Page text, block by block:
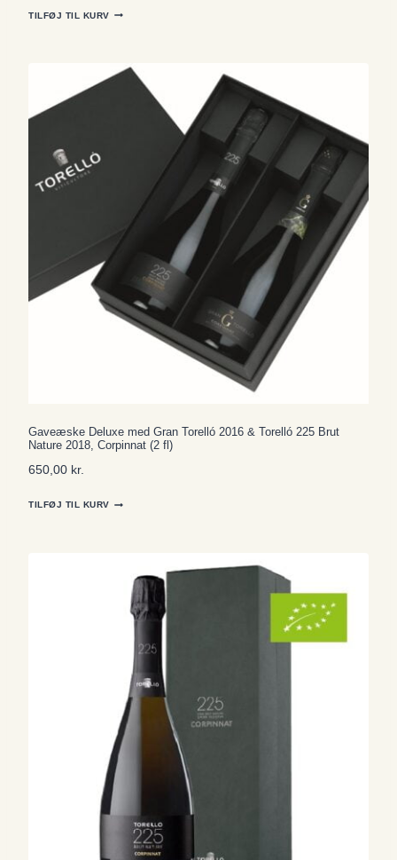
TILFØJ TIL KURV
Gaveæske Deluxe med Gran Torelló 2016 & Torelló 225 Brut
Nature 2018, Corpinnat (2 fl)
650,00 kr.
TILFØJ TIL KURV